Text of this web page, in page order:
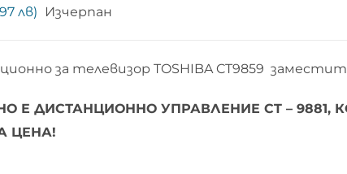
лв) Изчерпан
за телевизор TOSHIBA CT9859
Е ДИСТАНЦИОННО УПРАВЛЕНИЕ CT – 9881,
ЦЕНА!